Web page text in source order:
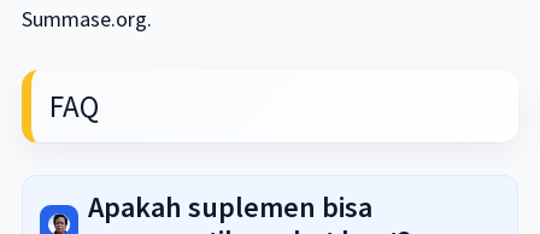
Summase.org.
FAQ
Apakah suplemen bisa